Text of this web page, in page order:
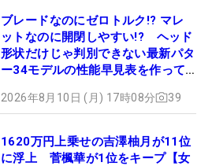
ブレードなのにゼロトルク!? マレ
ットなのに開閉しやすい!? ヘッド
形状だけじゃ判別できない最新パタ
ー34モデルの性能早見表を作って
2026年8月10日 (月) 17時08分 39
1620万円上乗せの吉澤柚月が11位
に浮上 菅楓華が1位をキープ【女